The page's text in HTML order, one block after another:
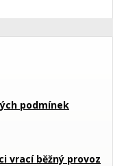
podmínek
vrací běžný provoz